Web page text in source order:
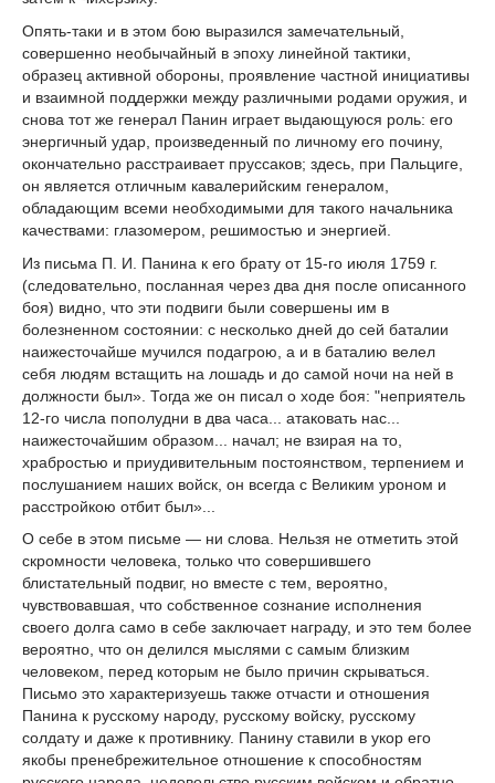
Опять-таки и в этом бою выразился замечательный,
совершенно необычайный в эпоху линейной тактики,
образец активной обороны, проявление частной инициативы
и взаимной поддержки между различными родами оружия, и
снова тот же генерал Панин играет выдающуюся роль: его
энергичный удар, произведенный по личному его почину,
окончательно расстраивает пруссаков; здесь, при Пальциге,
он является отличным кавалерийским генералом,
обладающим всеми необходимыми для такого начальника
качествами: глазомером, решимостью и энергией.
Из письма П. И. Панина к его брату от 15-го июля 1759 г.
(следовательно, посланная через два дня после описанного
боя) видно, что эти подвиги были совершены им в
болезненном состоянии: с несколько дней до сей баталии
наижесточайше мучился подагрою, а и в баталию велел
себя людям встащить на лошадь и до самой ночи на ней в
должности был». Тогда же он писал о ходе боя: "неприятель
12-го числа пополудни в два часа... атаковать нас...
наижесточайшим образом... начал; не взирая на то,
храбростью и приудивительным постоянством, терпением и
послушанием наших войск, он всегда с Великим уроном и
расстройкою отбит был»...
О себе в этом письме — ни слова. Нельзя не отметить этой
скромности человека, только что совершившего
блистательный подвиг, но вместе с тем, вероятно,
чувствовавшая, что собственное сознание исполнения
своего долга само в себе заключает награду, и это тем более
вероятно, что он делился мыслями с самым близким
человеком, перед которым не было причин скрываться.
Письмо это характеризуешь также отчасти и отношения
Панина к русскому народу, русскому войску, русскому
солдату и даже к противнику. Панину ставили в укор его
якобы пренебрежительное отношение к способностям